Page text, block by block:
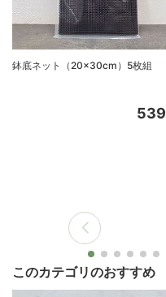
鉢底ネット（20×30cm）5枚組
539
このカテゴリのおすすめ